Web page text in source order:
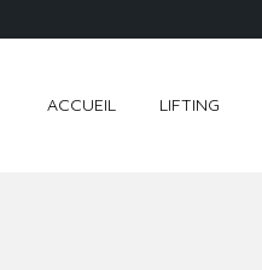
ACCUEIL LIFTING